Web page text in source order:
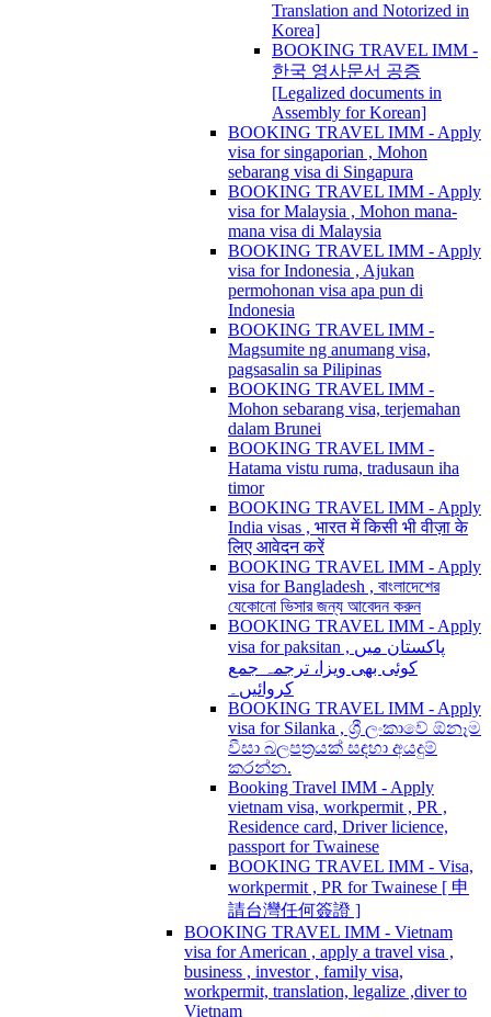
Translation and Notorized in
Korea]
BOOKING TRAVEL IMM -
한국 영사문서 공증
[Legalized documents in
Assembly for Korean]
BOOKING TRAVEL IMM - Apply
visa for singaporian , Mohon
sebarang visa di Singapura
BOOKING TRAVEL IMM - Apply
visa for Malaysia , Mohon mana-
mana visa di Malaysia
BOOKING TRAVEL IMM - Apply
visa for Indonesia , Ajukan
permohonan visa apa pun di
Indonesia
BOOKING TRAVEL IMM -
Magsumite ng anumang visa,
pagsasalin sa Pilipinas
BOOKING TRAVEL IMM -
Mohon sebarang visa, terjemahan
dalam Brunei
BOOKING TRAVEL IMM -
Hatama vistu ruma, tradusaun iha
timor
BOOKING TRAVEL IMM - Apply
India visas , भारत में किसी भी वीज़ा के
लिए आवेदन करें
BOOKING TRAVEL IMM - Apply
visa for Bangladesh , বাংলাদেশের
যেকোনো ভিসার জন্য আবেদন করুন
BOOKING TRAVEL IMM - Apply
visa for paksitan , پاکستان میں
کوئی بھی ویزا، ترجمہ جمع
کروائیں۔
BOOKING TRAVEL IMM - Apply
visa for Silanka , ශ්‍රී ලංකාවේ ඕනෑම
වීසා බලපත්‍රයක් සඳහා අයදුම්
කරන්න.
Booking Travel IMM - Apply
vietnam visa, workpermit , PR ,
Residence card, Driver licience,
passport for Twainese
BOOKING TRAVEL IMM - Visa,
workpermit , PR for Twainese [ 申
請台灣任何簽證 ]
BOOKING TRAVEL IMM - Vietnam
visa for American , apply a travel visa ,
business , investor , family visa,
workpermit, translation, legalize ,diver to
Vietnam